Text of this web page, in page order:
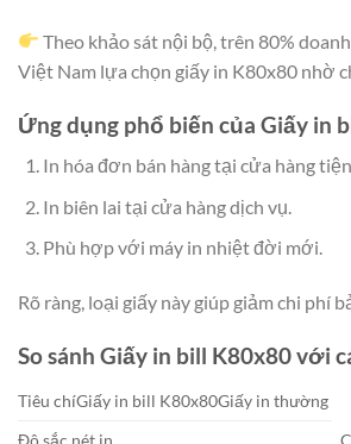
Theo khảo sát nội bộ, trên 80%
Việt Nam lựa chọn giấy in K80x80 nhờ
Ứng dụng phổ biến của Giấy in
In hóa đơn bán hàng tại cửa hàng
In biên lai tại cửa hàng dịch vụ.
Phù hợp với máy in nhiệt đời mới.
Rõ ràng, loại giấy này giúp giảm chi phí
So sánh Giấy in bill K80x80 với
Tiêu chíGiấy in bill K80x80Giấy in thường
Độ sắc nét in